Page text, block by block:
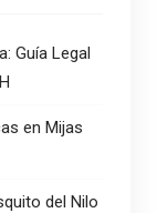
Guía Legal
en Mijas
del Nilo